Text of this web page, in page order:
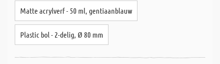
Matte acrylverf - 50 ml, gentiaanblauw
Plastic bol - 2-delig, Ø 80 mm